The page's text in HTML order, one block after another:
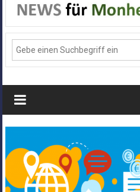
News
aus
Deiner
Stadt
Monheim